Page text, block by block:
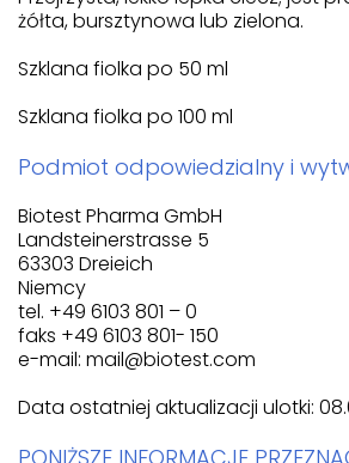
żółta, bursztynowa lub zielona.
Szklana fiolka po 50 ml
Szklana fiolka po 100 ml
Podmiot odpowiedzialny i
Biotest Pharma GmbH
Landsteinerstrasse 5
63303 Dreieich
Niemcy
tel. +49 6103 801 – 0
faks +49 6103 801- 150
e-mail: mail@biotest.com
Data ostatniej aktualizacji ulotki: